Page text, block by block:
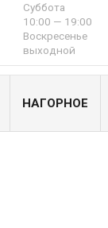
Суббота
10:00 — 19:00
Воскресенье
выходной
НАГОРНОЕ